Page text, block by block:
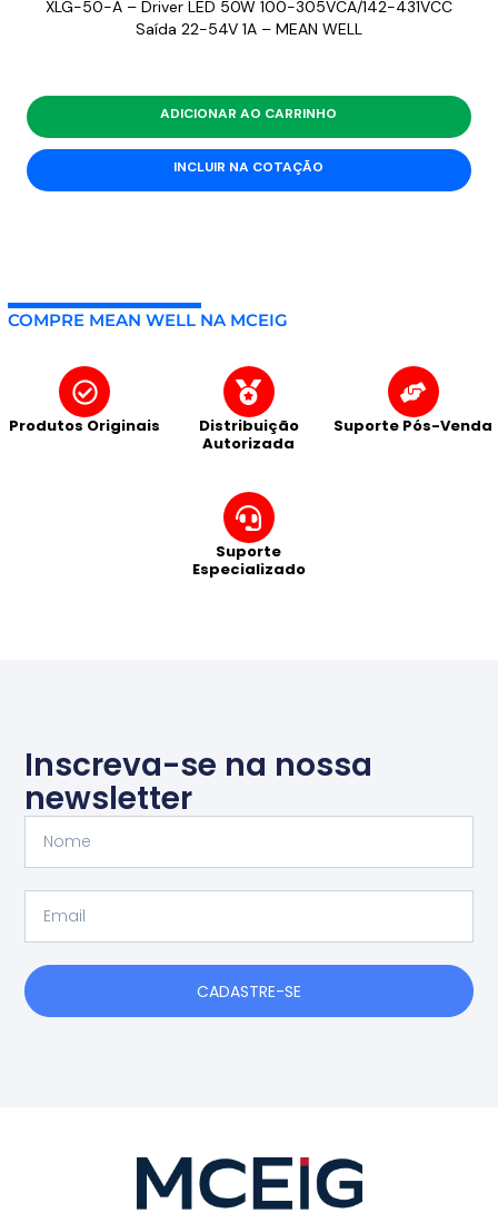
XLG-50-A – Driver LED 50W 100-305VCA/142-431VCC
Saída 22-54V 1A – MEAN WELL
ADICIONAR AO CARRINHO
INCLUIR NA COTAÇÃO
COMPRE MEAN WELL NA MCEIG
Produtos Originais
Distribuição
Autorizada
Suporte Pós-Venda
Suporte
Especializado
Inscreva-se na nossa
newsletter
CADASTRE-SE